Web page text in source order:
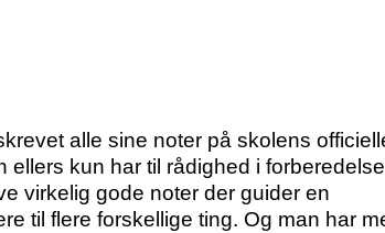
alle sine noter på skolens
kun har til rådighed i
virkelig gode noter der guider en
til flere forskellige ting. Og man har